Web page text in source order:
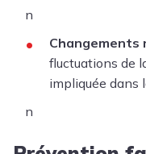
n
Changements
fluctuations de
impliquée dans
n